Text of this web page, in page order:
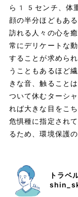
ら15センチ、体
顔の半分ほどもあ
訪れる人々の心を
常にデリケートな
することが求めら
うこともあるほど
きな音、触ること
ついて休むターシ
れば大きな目をこ
危惧種に指定され
るため、環境保護
トラベ